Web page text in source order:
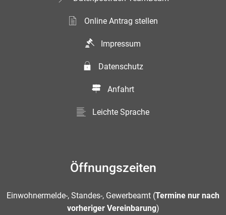
Online Antrag stellen
Impressum
Datenschutz
Anfahrt
Leichte Sprache
Öffnungszeiten
Einwohnermelde-, Standes-, Gewerbeamt (Termine nur nach
vorheriger Vereinbarung)